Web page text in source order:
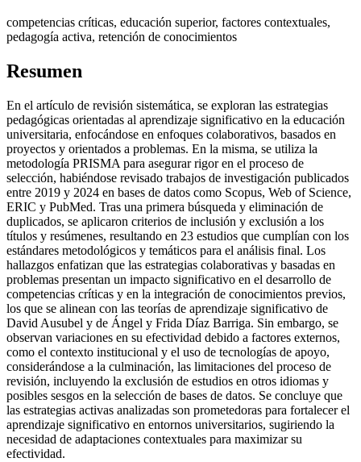
competencias críticas, educación superior, factores contextuales,
pedagogía activa, retención de conocimientos
Resumen
En el artículo de revisión sistemática, se exploran las estrategias
pedagógicas orientadas al aprendizaje significativo en la educación
universitaria, enfocándose en enfoques colaborativos, basados en
proyectos y orientados a problemas. En la misma, se utiliza la
metodología PRISMA para asegurar rigor en el proceso de
selección, habiéndose revisado trabajos de investigación publicados
entre 2019 y 2024 en bases de datos como Scopus, Web of Science,
ERIC y PubMed. Tras una primera búsqueda y eliminación de
duplicados, se aplicaron criterios de inclusión y exclusión a los
títulos y resúmenes, resultando en 23 estudios que cumplían con los
estándares metodológicos y temáticos para el análisis final. Los
hallazgos enfatizan que las estrategias colaborativas y basadas en
problemas presentan un impacto significativo en el desarrollo de
competencias críticas y en la integración de conocimientos previos,
los que se alinean con las teorías de aprendizaje significativo de
David Ausubel y de Ángel y Frida Díaz Barriga. Sin embargo, se
observan variaciones en su efectividad debido a factores externos,
como el contexto institucional y el uso de tecnologías de apoyo,
considerándose a la culminación, las limitaciones del proceso de
revisión, incluyendo la exclusión de estudios en otros idiomas y
posibles sesgos en la selección de bases de datos. Se concluye que
las estrategias activas analizadas son prometedoras para fortalecer el
aprendizaje significativo en entornos universitarios, sugiriendo la
necesidad de adaptaciones contextuales para maximizar su
efectividad.